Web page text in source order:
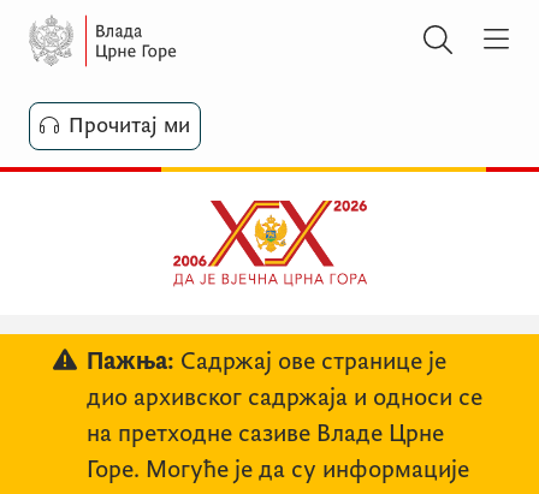
Прочитај ми
Пажња: Садржај ове странице је
дио архивског садржаја и односи се
на претходне сазиве Владе Црне
Горе. Могуће је да су информације